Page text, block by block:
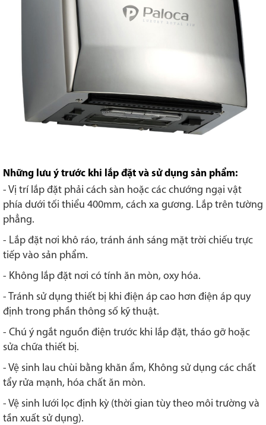
Những lưu ý trước khi lắp đặt và sử dụng sản phẩm:
- Vị trí lắp đặt phải cách sàn hoặc các chướng ngại vật
phía dưới tối thiểu 400mm, cách xa gương. Lắp trên tường
phẳng.
- Lắp đặt nơi khô ráo, tránh ánh sáng mặt trời chiếu trực
tiếp vào sản phẩm.
- Không lắp đặt nơi có tính ăn mòn, oxy hóa.
- Tránh sử dụng thiết bị khi điện áp cao hơn điện áp quy
định trong phần thông số kỹ thuật.
- Chú ý ngắt nguồn điện trước khi lắp đặt, tháo gỡ hoặc
sửa chữa thiết bị.
- Vệ sinh lau chùi bằng khăn ẩm, Không sử dụng các chất
tẩy rửa mạnh, hóa chất ăn mòn.
- Vệ sinh lưới lọc định kỳ (thời gian tùy theo môi trường và
tần xuất sử dụng).